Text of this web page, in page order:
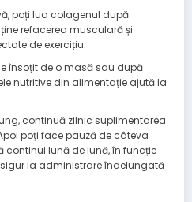
poți lua colagenul după
refacerea musculară și
de exercițiu.
însoțit de o masă sau după
nutritive din alimentație ajută la
continuă zilnic suplimentarea
poți face pauză de câteva
continui lună de lună, în funcție
la administrare îndelungată